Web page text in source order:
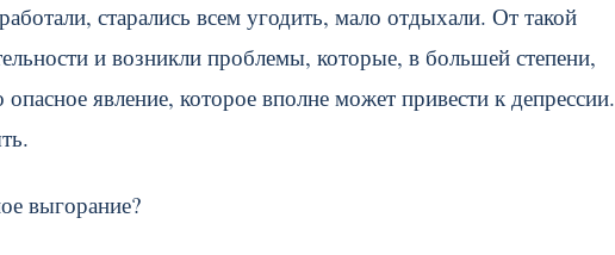
старались всем угодить, мало отдыхали. От такой
и возникли проблемы, которые, в большей степени,
явление, которое вполне может привести к депрессии.
выгорание?